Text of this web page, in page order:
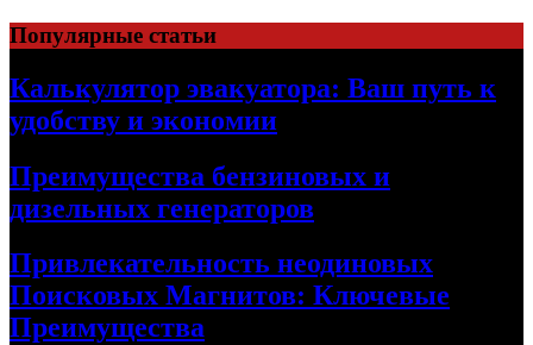
Skip
to
content
Популярные статьи
Калькулятор эвакуатора: Ваш путь к
удобству и экономии
Преимущества бензиновых и
дизельных генераторов
Привлекательность неодиновых
Поисковых Магнитов: Ключевые
Преимущества